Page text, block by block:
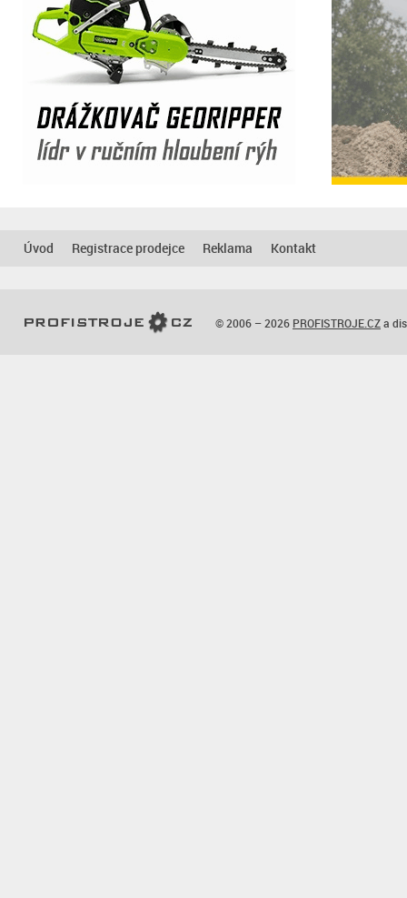
Úvod Registrace prodejce Reklama Kontakt
© 2006 – 2026 PROFISTROJE.CZa